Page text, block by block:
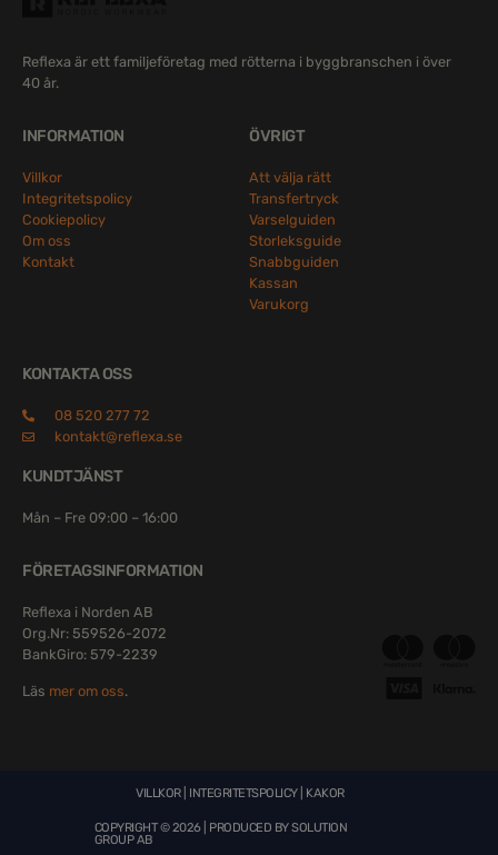
Reflexa är ett familjeföretag med rötterna i byggbranschen i över
40 år.
INFORMATION
Villkor
Integritetspolicy
Cookiepolicy
Om oss
Kontakt
ÖVRIGT
Att välja rätt
Transfertryck
Varselguiden
Storleksguide
Snabbguiden
Kassan
Varukorg
KONTAKTA OSS
08 520 277 72
kontakt@reflexa.se
KUNDTJÄNST
Mån – Fre 09:00 – 16:00
FÖRETAGSINFORMATION
Reflexa i Norden AB
Org.Nr: 559526-2072
BankGiro: 579-2239
Läs mer om oss.
VILLKOR| INTEGRITETSPOLICY| KAKOR
COPYRIGHT © 2026 | PRODUCED BYSOLUTION
GROUP AB